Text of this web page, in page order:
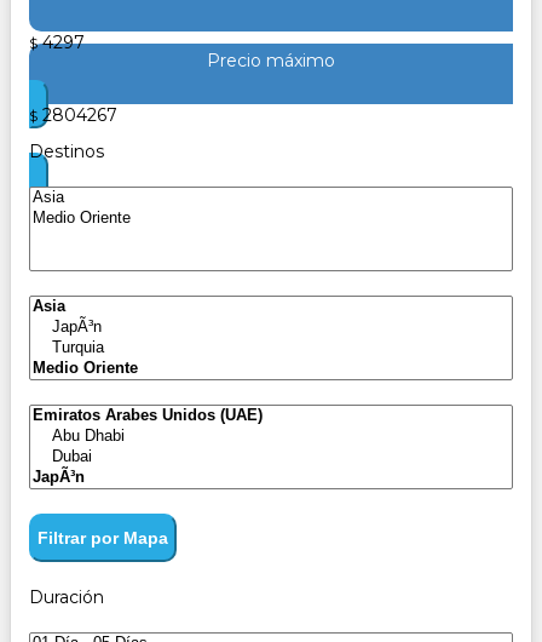
$ 4297
Precio máximo
$ 2804267
Destinos
Filtrar por Mapa
Duración